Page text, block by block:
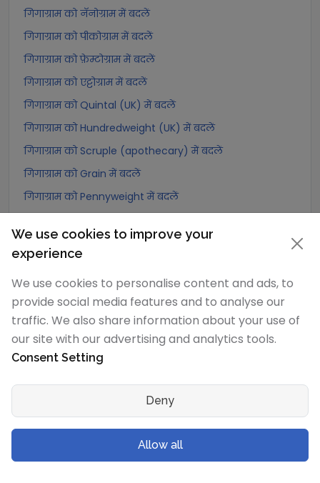
गिगाग्राम को नॅनोग्राम में बदलें
गिगाग्राम को पीकोग्राम में बदलें
गिगाग्राम को फ़ेम्टोग्राम में बदलें
गिगाग्राम को एट्टोग्राम में बदलें
गिगाग्राम को Quintal (UK) में बदलें
गिगाग्राम को Hundredweight (UK) में बदलें
गिगाग्राम को Scruple (apothecary) में बदलें
गिगाग्राम को Grain में बदलें
गिगाग्राम को Pennyweight में बदलें
गिगाग्राम को पाउंड में बदलें
गिगाग्राम को stone (US) में बदलें
गिगाग्राम को quarter में बदलें
गिगाग्राम को Kilopound (kip) में बदलें
गिगाग्राम को टन (Long टन) में बदलें
गिगाग्राम को Tonne (Metric टन) में बदलें
गिगाग्राम को Quintal (metric) में बदलें
गिगाग्राम को Hundredweight (metric) में बदलें
We use cookies to improve your
experience
We use cookies to personalise content and ads, to
provide social media features and to analyse our
traffic. We also share information about your use of
our site with our advertising and analytics tools.
Consent Setting
Deny
Allow all